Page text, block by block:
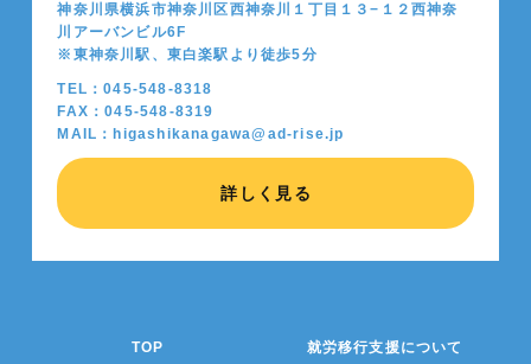
神奈川県横浜市神奈川区西神奈川１丁目１３−１２西神奈
川アーバンビル6F
※東神奈川駅、東白楽駅より徒歩5分
TEL：045-548-8318
FAX：045-548-8319
MAIL：higashikanagawa@ad-rise.jp
詳しく見る
TOP 就労移行支援について